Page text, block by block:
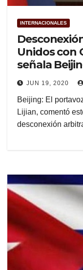
INTERNACIONALES
Unidos con
señala
JUN 19, 2020
Beijing: El
Lijian, comentó
desconexión